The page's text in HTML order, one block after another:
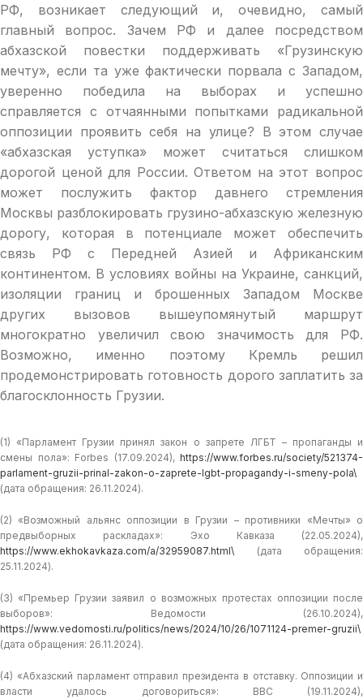
РФ, возникает следующий и, очевидно, самый
главный вопрос. Зачем РФ и далее посредством
абхазской повестки поддерживать «Грузинскую
мечту», если та уже фактически порвала с Западом,
уверенно победила на выборах и успешно
справляется с отчаянными попытками радикальной
оппозиции проявить себя на улице? В этом случае
«абхазская уступка» может считаться слишком
дорогой ценой для России. Ответом на этот вопрос
может послужить фактор давнего стремления
Москвы разблокировать грузино-абхазскую железную
дорогу, которая в потенциале может обеспечить
связь РФ с Передней Азией и Африканским
континентом. В условиях войны на Украине, санкций,
изоляции границ и брошенных Западом Москве
других вызовов вышеупомянутый маршрут
многократно увеличил свою значимость для РФ.
Возможно, именно поэтому Кремль решил
продемонстрировать готовность дорого заплатить за
благосклонность Грузии.
(1) «Парламент Грузии принял закон о запрете ЛГБТ – пропаганды и
смены пола»: Forbes (17.09.2024), https://www.forbes.ru/society/521374-
parlament-gruzii-prinal-zakon-o-zaprete-lgbt-propagandy-i-smeny-pola\
(дата обращения: 26.11.2024).
(2) «Возможный альянс оппозиции в Грузии – противники «Мечты» о
предвыборных раскладах»: Эхо Кавказа (22.05.2024),
https://www.ekhokavkaza.com/a/32959087.html\ (дата обращения:
25.11.2024).
(3) «Премьер Грузии заявил о возможных протестах оппозиции после
выборов»: Ведомости (26.10.2024),
https://www.vedomosti.ru/politics/news/2024/10/26/1071124-premer-gruzii\
(дата обращения: 26.11.2024).
(4) «Абхазский парламент отправил президента в отставку. Оппозиции и
власти удалось договориться»: BBC (19.11.2024),